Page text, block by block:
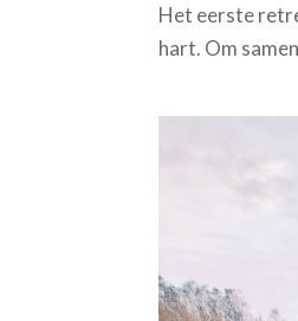
Het eerste
hart. Om